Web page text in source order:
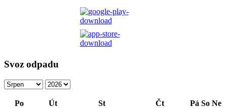
Svoz odpadu
Po Út St Čt Pá So Ne